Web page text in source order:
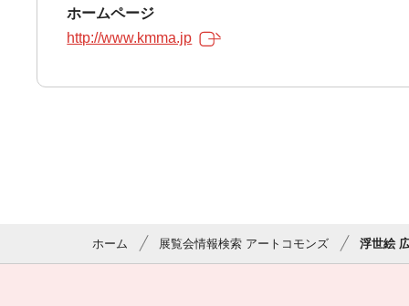
ホームページ
http://www.kmma.jp
ホーム 展覧会情報検索 アートコモンズ 浮世絵